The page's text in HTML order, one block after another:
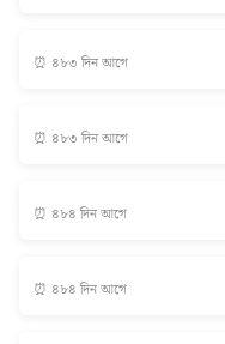
⏰ ৪৮৩ দিন আগে
⏰ ৪৮৩ দিন আগে
⏰ ৪৮৪ দিন আগে
⏰ ৪৮৪ দিন আগে